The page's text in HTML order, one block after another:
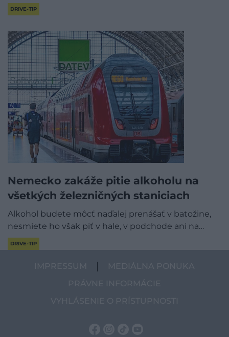
DRIVE-TIP
Nemecko zakáže pitie alkoholu na
všetkých železničných staniciach
Alkohol budete môcť naďalej prenášať v batožine,
nesmiete ho však piť v hale, v podchode ani na…
DRIVE-TIP